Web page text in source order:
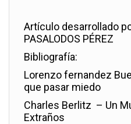
Artículo desarrollado
PASALODOS PÉREZ
Bibliografía:
Lorenzo fernandez
que pasar miedo
Charles Berlitz – Un
Extraños